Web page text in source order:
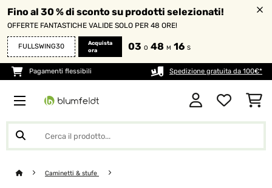
Fino al 30 % di sconto su prodotti selezionati!
OFFERTE FANTASTICHE VALIDE SOLO PER 48 ORE!
FULLSWING30
Acquista
ora
03 O 48 M 15 S
Pagamenti flessibili Spedizione gratuita da 100€*
Caminetti & stufe